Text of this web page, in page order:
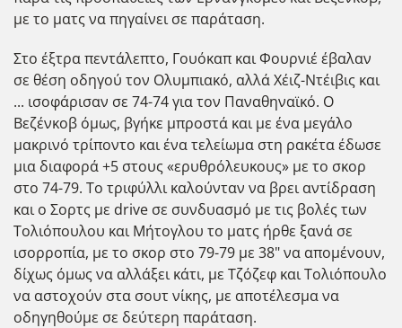
με το ματς να πηγαίνει σε παράταση.
Στο έξτρα πεντάλεπτο, Γουόκαπ και Φουρνιέ έβαλαν
σε θέση οδηγού τον Ολυμπιακό, αλλά Χέιζ-Ντέιβις και
... ισοφάρισαν σε 74-74 για τον Παναθηναϊκό. Ο
Βεζένκοβ όμως, βγήκε μπροστά και με ένα μεγάλο
μακρινό τρίποντο και ένα τελείωμα στη ρακέτα έδωσε
μια διαφορά +5 στους «ερυθρόλευκους» με το σκορ
στο 74-79. Το τριφύλλι καλούνταν να βρει αντίδραση
και ο Σορτς με drive σε συνδυασμό με τις βολές των
Τολιόπουλου και Μήτογλου το ματς ήρθε ξανά σε
ισορροπία, με το σκορ στο 79-79 με 38" να απομένουν,
δίχως όμως να αλλάξει κάτι, με Τζόζεφ και Τολιόπουλο
να αστοχούν στα σουτ νίκης, με αποτέλεσμα να
οδηγηθούμε σε δεύτερη παράταση.